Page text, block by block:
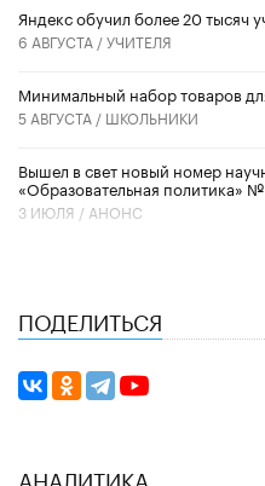
​Яндекс обучил более 20 тысяч
6 АВГУСТА /УЧИТЕЛЯ
Минимальный набор товаров
5 АВГУСТА / ШКОЛЬНИКИ
Вышел в свет новый номер
«Образовательная политика»
3 ИЮЛЯ / АНОНС
ПОДЕЛИТЬСЯ
АНАЛИТИКА